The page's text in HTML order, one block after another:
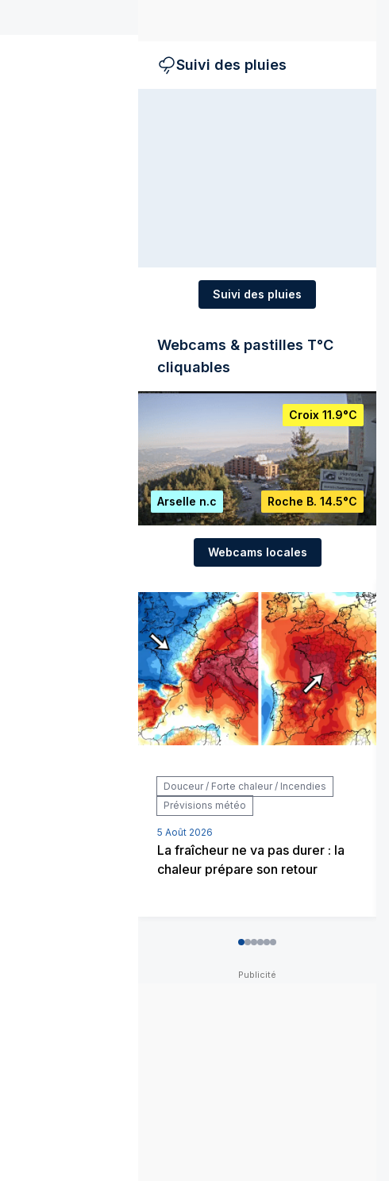
Suivi des pluies
Suivi des pluies
Webcams & pastilles T°C
cliquables
Croix 11.9°C
Arselle n.c Roche B. 14.5°C
Webcams locales
Douceur / Forte chaleur / Incendies
Prévisions météo
5 Août 2026
La fraîcheur ne va pas durer : la
chaleur prépare son retour
012345